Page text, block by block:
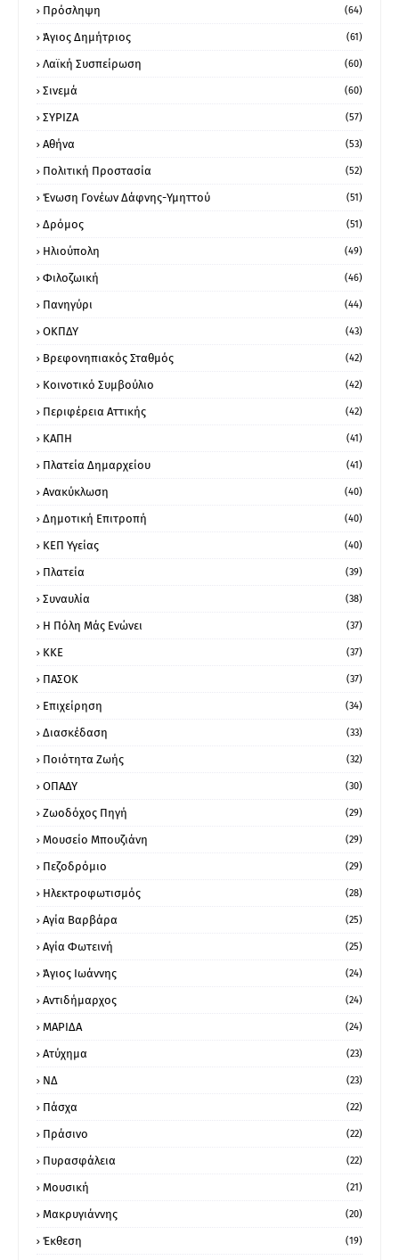
Πρόσληψη (64)
Άγιος Δημήτριος (61)
Λαϊκή Συσπείρωση (60)
Σινεμά (60)
ΣΥΡΙΖΑ (57)
Αθήνα (53)
Πολιτική Προστασία (52)
Ένωση Γονέων Δάφνης-Υμηττού (51)
Δρόμος (51)
Ηλιούπολη (49)
Φιλοζωική (46)
Πανηγύρι (44)
ΟΚΠΔΥ (43)
Βρεφονηπιακός Σταθμός (42)
Κοινοτικό Συμβούλιο (42)
Περιφέρεια Αττικής (42)
ΚΑΠΗ (41)
Πλατεία Δημαρχείου (41)
Ανακύκλωση (40)
Δημοτική Επιτροπή (40)
ΚΕΠ Υγείας (40)
Πλατεία (39)
Συναυλία (38)
Η Πόλη Μάς Ενώνει (37)
ΚΚΕ (37)
ΠΑΣΟΚ (37)
Επιχείρηση (34)
Διασκέδαση (33)
Ποιότητα Ζωής (32)
ΟΠΑΔΥ (30)
Ζωοδόχος Πηγή (29)
Μουσείο Μπουζιάνη (29)
Πεζοδρόμιο (29)
Ηλεκτροφωτισμός (28)
Αγία Βαρβάρα (25)
Αγία Φωτεινή (25)
Άγιος Ιωάννης (24)
Αντιδήμαρχος (24)
ΜΑΡΙΔΑ (24)
Ατύχημα (23)
ΝΔ (23)
Πάσχα (22)
Πράσινο (22)
Πυρασφάλεια (22)
Μουσική (21)
Μακρυγιάννης (20)
Έκθεση (19)